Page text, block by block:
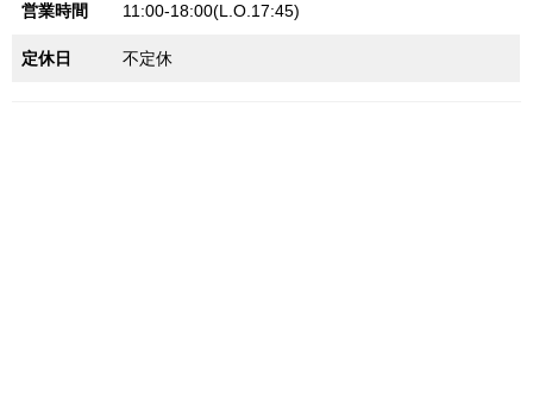
営業時間 11:00-18:00(L.O.17:45)
定休日 不定休